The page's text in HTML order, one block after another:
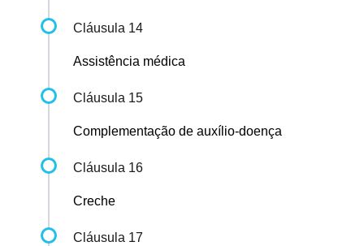
Cláusula 14
Assistência médica
Cláusula 15
Complementação de auxílio-doença
Cláusula 16
Creche
Cláusula 17